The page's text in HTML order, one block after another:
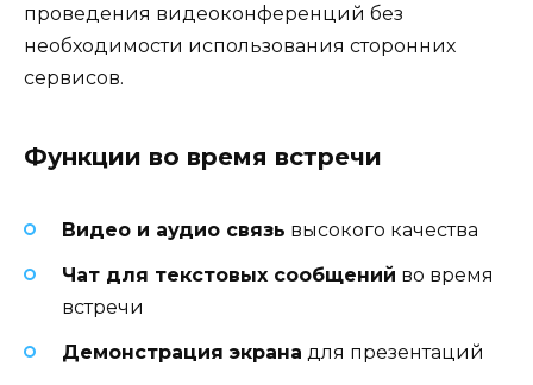
проведения видеоконференций без
необходимости использования сторонних
сервисов.
Функции во время встречи
Видео и аудио связь высокого качества
Чат для текстовых сообщений во время
встречи
Демонстрация экрана для презентаций